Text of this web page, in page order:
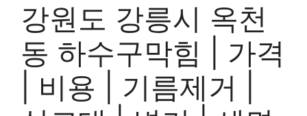
강원도 강릉시 옥천
동 하수구막힘 | 가격
| 비용 | 기름제거 |